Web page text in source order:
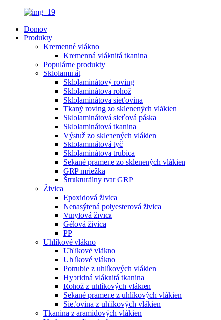
Domov
Produkty
Kremenné vlákno
Kremenná vláknitá tkanina
Populárne produkty
Sklolaminát
Sklolaminátový roving
Sklolaminátová rohož
Sklolaminátová sieťovina
Tkaný roving zo sklenených vlákien
Sklolaminátová sieťová páska
Sklolaminátová tkanina
Výstuž zo sklenených vlákien
Sklolaminátová tyč
Sklolaminátová trubica
Sekané pramene zo sklenených vlákien
GRP mriežka
Štrukturálny tvar GRP
Živica
Epoxidová živica
Nenasýtená polyesterová živica
Vinylová živica
Gélová živica
PP
Uhlíkové vlákno
Uhlíkové vlákno
Uhlíkové vlákno
Potrubie z uhlíkových vlákien
Hybridná vláknitá tkanina
Rohož z uhlíkových vlákien
Sekané pramene z uhlíkových vlákien
Sieťovina z uhlíkových vlákien
Tkanina z aramidových vlákien